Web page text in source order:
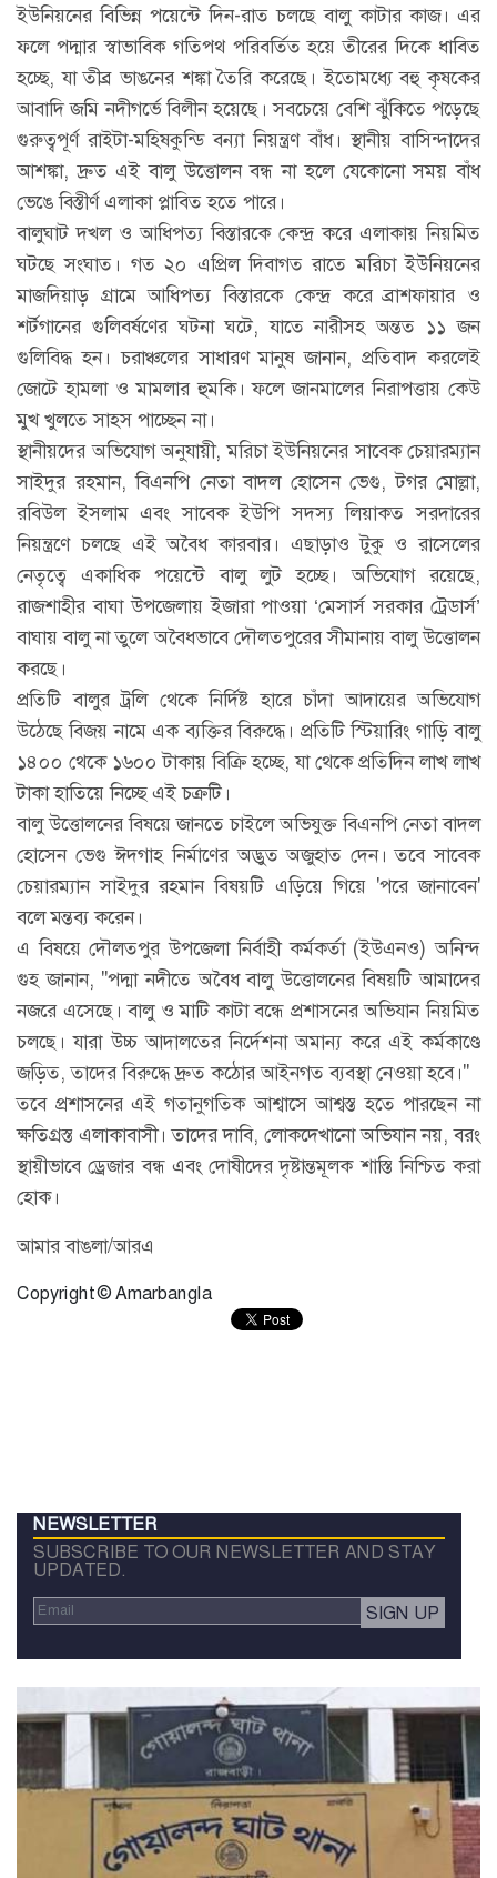
ইউনিয়নের বিভিন্ন পয়েন্টে দিন-রাত চলছে বালু কাটার কাজ। এর
ফলে পদ্মার স্বাভাবিক গতিপথ পরিবর্তিত হয়ে তীরের দিকে ধাবিত
হচ্ছে, যা তীব্র ভাঙনের শঙ্কা তৈরি করেছে। ইতোমধ্যে বহু কৃষকের
আবাদি জমি নদীগর্ভে বিলীন হয়েছে। সবচেয়ে বেশি ঝুঁকিতে পড়েছে
গুরুত্বপূর্ণ রাইটা-মহিষকুন্ডি বন্যা নিয়ন্ত্রণ বাঁধ। স্থানীয় বাসিন্দাদের
আশঙ্কা, দ্রুত এই বালু উত্তোলন বন্ধ না হলে যেকোনো সময় বাঁধ
ভেঙে বিস্তীর্ণ এলাকা প্লাবিত হতে পারে।
বালুঘাট দখল ও আধিপত্য বিস্তারকে কেন্দ্র করে এলাকায় নিয়মিত
ঘটছে সংঘাত। গত ২০ এপ্রিল দিবাগত রাতে মরিচা ইউনিয়নের
মাজদিয়াড় গ্রামে আধিপত্য বিস্তারকে কেন্দ্র করে ব্রাশফায়ার ও
শর্টগানের গুলিবর্ষণের ঘটনা ঘটে, যাতে নারীসহ অন্তত ১১ জন
গুলিবিদ্ধ হন। চরাঞ্চলের সাধারণ মানুষ জানান, প্রতিবাদ করলেই
জোটে হামলা ও মামলার হুমকি। ফলে জানমালের নিরাপত্তায় কেউ
মুখ খুলতে সাহস পাচ্ছেন না।
স্থানীয়দের অভিযোগ অনুযায়ী, মরিচা ইউনিয়নের সাবেক চেয়ারম্যান
সাইদুর রহমান, বিএনপি নেতা বাদল হোসেন ভেগু, টগর মোল্লা,
রবিউল ইসলাম এবং সাবেক ইউপি সদস্য লিয়াকত সরদারের
নিয়ন্ত্রণে চলছে এই অবৈধ কারবার। এছাড়াও টুকু ও রাসেলের
নেতৃত্বে একাধিক পয়েন্টে বালু লুট হচ্ছে। অভিযোগ রয়েছে,
রাজশাহীর বাঘা উপজেলায় ইজারা পাওয়া ‘মেসার্স সরকার ট্রেডার্স’
বাঘায় বালু না তুলে অবৈধভাবে দৌলতপুরের সীমানায় বালু উত্তোলন
করছে।
প্রতিটি বালুর ট্রলি থেকে নির্দিষ্ট হারে চাঁদা আদায়ের অভিযোগ
উঠেছে বিজয় নামে এক ব্যক্তির বিরুদ্ধে। প্রতিটি স্টিয়ারিং গাড়ি বালু
১৪০০ থেকে ১৬০০ টাকায় বিক্রি হচ্ছে, যা থেকে প্রতিদিন লাখ লাখ
টাকা হাতিয়ে নিচ্ছে এই চক্রটি।
বালু উত্তোলনের বিষয়ে জানতে চাইলে অভিযুক্ত বিএনপি নেতা বাদল
হোসেন ভেগু ঈদগাহ নির্মাণের অদ্ভুত অজুহাত দেন। তবে সাবেক
চেয়ারম্যান সাইদুর রহমান বিষয়টি এড়িয়ে গিয়ে 'পরে জানাবেন'
বলে মন্তব্য করেন।
এ বিষয়ে দৌলতপুর উপজেলা নির্বাহী কর্মকর্তা (ইউএনও) অনিন্দ
গুহ জানান, "পদ্মা নদীতে অবৈধ বালু উত্তোলনের বিষয়টি আমাদের
নজরে এসেছে। বালু ও মাটি কাটা বন্ধে প্রশাসনের অভিযান নিয়মিত
চলছে। যারা উচ্চ আদালতের নির্দেশনা অমান্য করে এই কর্মকাণ্ডে
জড়িত, তাদের বিরুদ্ধে দ্রুত কঠোর আইনগত ব্যবস্থা নেওয়া হবে।"
তবে প্রশাসনের এই গতানুগতিক আশ্বাসে আশ্বস্ত হতে পারছেন না
ক্ষতিগ্রস্ত এলাকাবাসী। তাদের দাবি, লোকদেখানো অভিযান নয়, বরং
স্থায়ীভাবে ড্রেজার বন্ধ এবং দোষীদের দৃষ্টান্তমূলক শাস্তি নিশ্চিত করা
হোক।
আমার বাঙলা/আরএ
Copyright © Amarbangla
NEWSLETTER
SUBSCRIBE TO OUR NEWSLETTER AND STAY
UPDATED.